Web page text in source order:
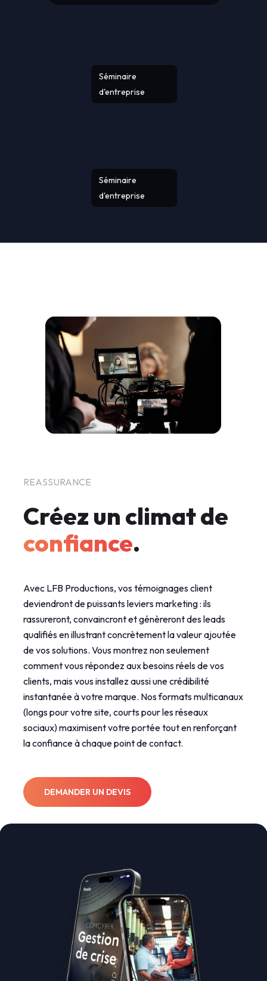
Séminaire
d'entreprise
Séminaire
d'entreprise
REASSURANCE
Créez un climat de
confiance.
Avec LFB Productions, vos témoignages client
deviendront de puissants leviers marketing : ils
rassureront, convaincront et génèreront des leads
qualifiés en illustrant concrètement la valeur ajoutée
de vos solutions. Vous montrez non seulement
comment vous répondez aux besoins réels de vos
clients, mais vous installez aussi une crédibilité
instantanée à votre marque. Nos formats multicanaux
(longs pour votre site, courts pour les réseaux
sociaux) maximisent votre portée tout en renforçant
la confiance à chaque point de contact.
DEMANDER UN DEVIS